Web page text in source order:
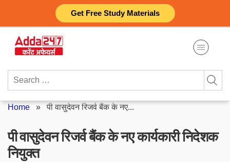
Get Free Study Materials
content
Search
Home »पी वासुदेवन रिजर्व बैंक के नए...
पी वासुदेवन रिजर्व बैंक के नए कार्यकारी निदेशक
नियुक्त